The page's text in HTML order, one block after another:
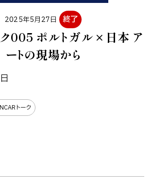
2025年5月27日 終了
005 ポルトガル×日本 ア
ートの現場から
NCARトーク